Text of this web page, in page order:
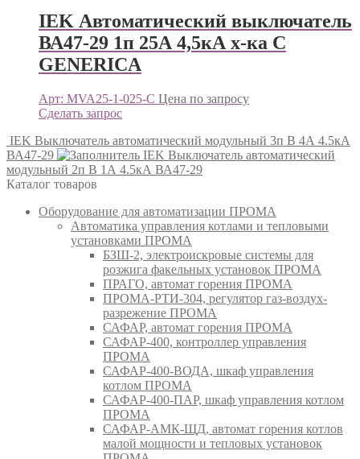
IEK Автоматический выключатель
ВА47-29 1п 25А 4,5кА х-ка С
GENERICА
Арт: MVA25-1-025-C Цена по запросу
Сделать запрос
IEK Выключатель автоматический модульный 3п B 4А 4.5кА
ВА47-29
IEK Выключатель автоматический
модульный 2п B 1А 4.5кА ВА47-29
Каталог товаров
Оборудование для автоматизации ПРОМА
Автоматика управления котлами и тепловыми
установками ПРОМА
БЗШ-2, электроискровые системы для
розжига факельных установок ПРОМА
ПРАГО, автомат горения ПРОМА
ПРОМА-РТИ-304, регулятор газ-воздух-
разрежение ПРОМА
САФАР, автомат горения ПРОМА
САФАР-400, контроллер управления
ПРОМА
САФАР-400-ВОДА, шкаф управления
котлом ПРОМА
САФАР-400-ПАР, шкаф управления котлом
ПРОМА
САФАР-АМК-ЩД, автомат горения котлов
малой мощности и тепловых установок